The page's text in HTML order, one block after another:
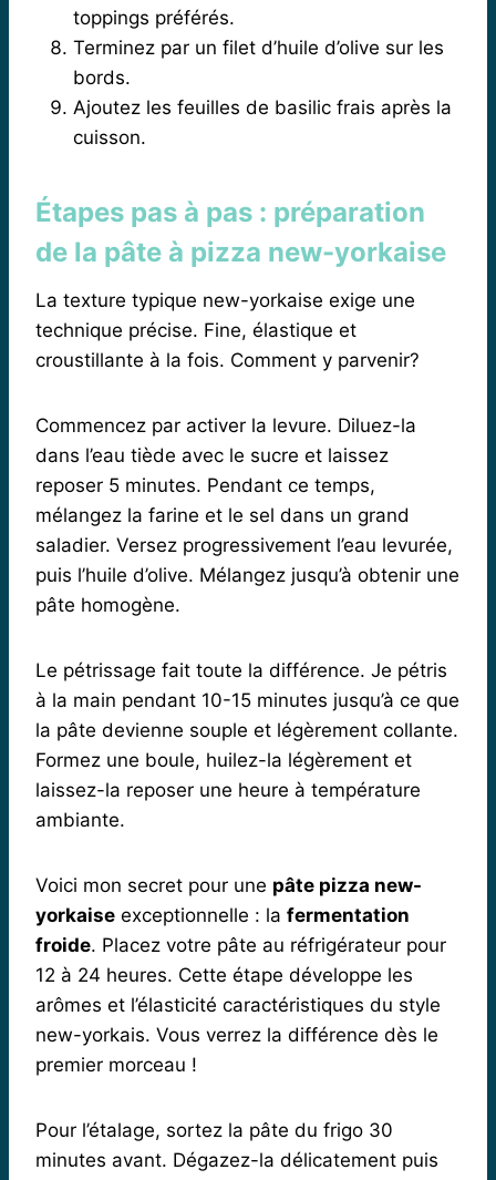
toppings préférés.
Terminez par un filet d’huile d’olive sur les
bords.
Ajoutez les feuilles de basilic frais après la
cuisson.
Étapes pas à pas : préparation
de la pâte à pizza new-yorkaise
La texture typique new-yorkaise exige une
technique précise. Fine, élastique et
croustillante à la fois. Comment y parvenir?
Commencez par activer la levure. Diluez-la
dans l’eau tiède avec le sucre et laissez
reposer 5 minutes. Pendant ce temps,
mélangez la farine et le sel dans un grand
saladier. Versez progressivement l’eau levurée,
puis l’huile d’olive. Mélangez jusqu’à obtenir une
pâte homogène.
Le pétrissage fait toute la différence. Je pétris
à la main pendant 10-15 minutes jusqu’à ce que
la pâte devienne souple et légèrement collante.
Formez une boule, huilez-la légèrement et
laissez-la reposer une heure à température
ambiante.
Voici mon secret pour une pâte pizza new-
yorkaise exceptionnelle : la fermentation
froide. Placez votre pâte au réfrigérateur pour
12 à 24 heures. Cette étape développe les
arômes et l’élasticité caractéristiques du style
new-yorkais. Vous verrez la différence dès le
premier morceau !
Pour l’étalage, sortez la pâte du frigo 30
minutes avant. Dégazez-la délicatement puis